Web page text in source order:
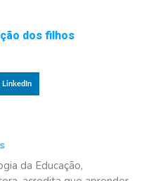
dos filhos
LinkedIn
da Educação,